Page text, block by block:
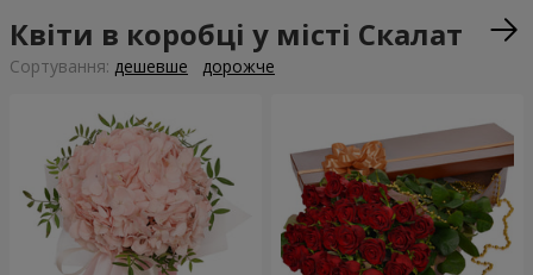
Квіти в коробці у місті Скалат
Сортування: дешевше дорожче